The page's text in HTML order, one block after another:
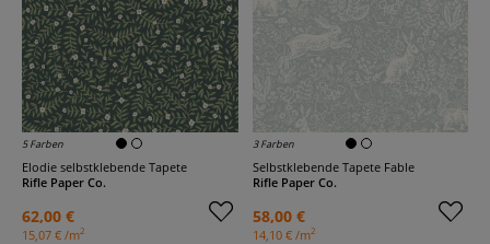
5 Farben
Elodie selbstklebende Tapete
Rifle Paper Co.
62,00 €
15,07 € /m2
3 Farben
Selbstklebende Tapete Fable
Rifle Paper Co.
58,00 €
14,10 € /m2